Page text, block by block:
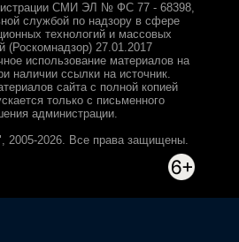
СМИ ЭЛ № ФС 77 - 68398,
службой по надзору в сфере
технологий и массовых
(Роскомнадзор) 27.01.2017
использование материалов на
наличии ссылки на источник.
сайта с полной копией
только с письменного
администрации.
2026. Все права защищены.